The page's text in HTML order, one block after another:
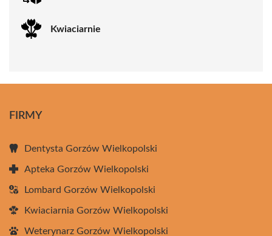
Kwiaciarnie
FIRMY
Dentysta Gorzów Wielkopolski
Apteka Gorzów Wielkopolski
Lombard Gorzów Wielkopolski
Kwiaciarnia Gorzów Wielkopolski
Weterynarz Gorzów Wielkopolski